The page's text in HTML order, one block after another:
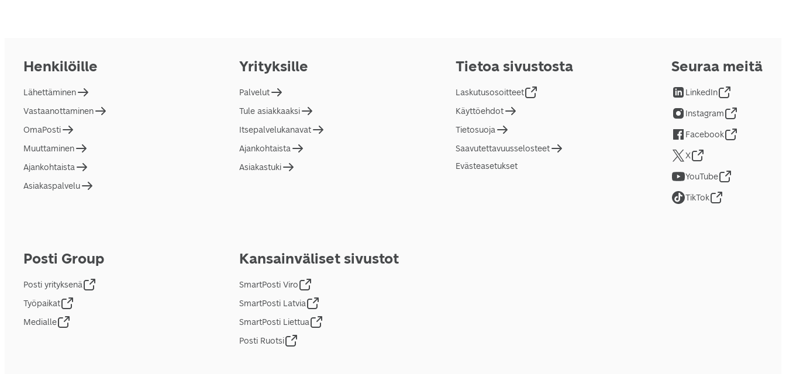
Henkilöille
Lähettäminen
Vastaanottaminen
OmaPosti
Muuttaminen
Ajankohtaista
Asiakaspalvelu
Yrityksille
Palvelut
Tule asiakkaaksi
Itsepalvelukanavat
Ajankohtaista
Asiakastuki
Tietoa sivustosta
Laskutusosoitteet
Käyttöehdot
Tietosuoja
Saavutettavuusselosteet
Evästeasetukset
Posti Group
Posti yrityksenä
Työpaikat
Medialle
Kansainväliset sivustot
SmartPosti Viro
SmartPosti Latvia
SmartPosti Liettua
Posti Ruotsi
Seuraa meitä
LinkedIn
Instagram
Facebook
X
YouTube
TikTok